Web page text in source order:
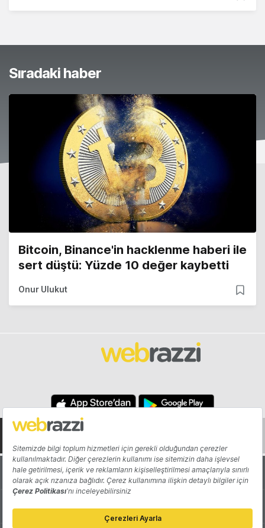
Sıradaki haber
Bitcoin, Binance'in hacklenme haberi ile
sert düştü: Yüzde 10 değer kaybetti
Onur Ulukut
Hakkında Yazarlar
Katkıda Bulun Reklam